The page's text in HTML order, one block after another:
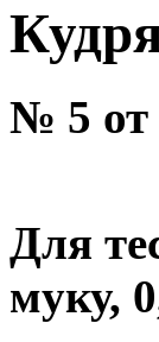
№ 5 от
Для
муку,